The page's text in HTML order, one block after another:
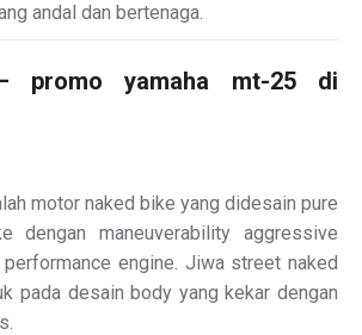
andal dan bertenaga.
promo yamaha mt-25 di
motor naked bike yang didesain pure
dengan maneuverability aggressive
engine. Jiwa street naked
pada desain body yang kekar dengan